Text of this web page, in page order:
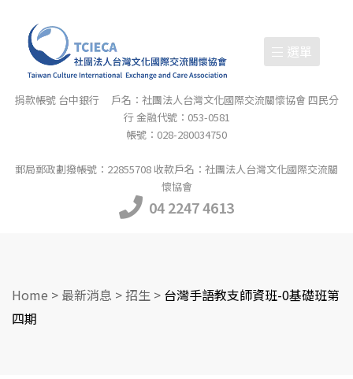
選單
捐款帳號 台中銀行 戶名：社團法人台灣文化國際交流關懷協會 四民分
行 金融代號：053-0581
帳號：028-280034750
郵局郵政劃撥帳號：22855708 收款戶名：社團法人台灣文化國際交流關
懷協會
04 2247 4613
Home > 最新消息 >招生 > 台灣手語教支師資班-0基礎班第
四期